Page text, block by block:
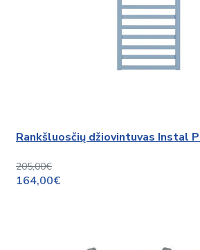
Rankšluosčių džiovintuvas Instal
205,00€
164,00€